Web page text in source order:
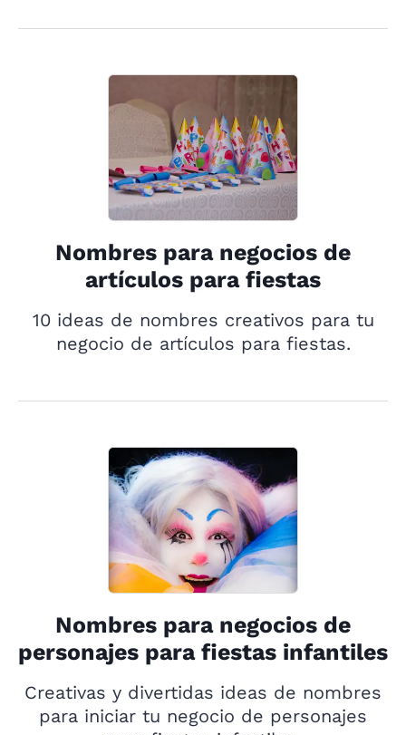
Nombres para negocios de
artículos para fiestas
10 ideas de nombres creativos para tu
negocio de artículos para fiestas.
Nombres para negocios de
personajes para fiestas infantiles
Creativas y divertidas ideas de nombres
para iniciar tu negocio de personajes